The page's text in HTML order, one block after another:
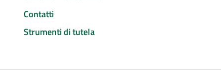
Contatti
Strumenti di tutela